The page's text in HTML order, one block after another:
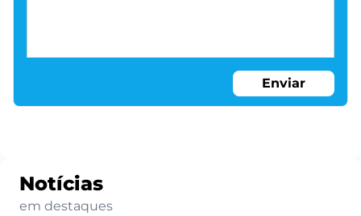
Enviar
Notícias
em destaques